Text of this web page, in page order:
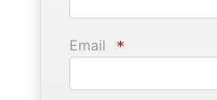
Email *